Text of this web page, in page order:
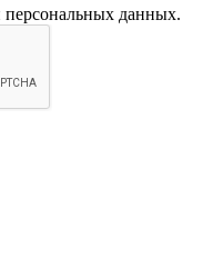
персональных данных.